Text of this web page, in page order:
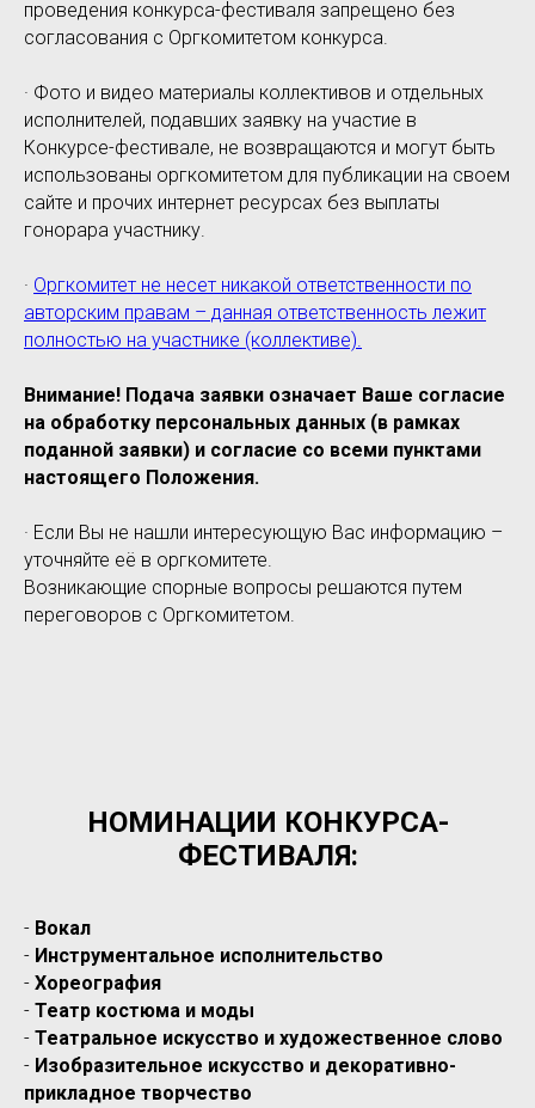
проведения конкурса-фестиваля запрещено без
согласования с Оргкомитетом конкурса.
· Фото и видео материалы коллективов и отдельных
исполнителей, подавших заявку на участие в
Конкурсе-фестивале, не возвращаются и могут быть
использованы оргкомитетом для публикации на своем
сайте и прочих интернет ресурсах без выплаты
гонорара участнику.
· Оргкомитет не несет никакой ответственности по
авторским правам – данная ответственность лежит
полностью на участнике (коллективе).
Внимание! Подача заявки означает Ваше согласие
на обработку персональных данных (в рамках
поданной заявки) и согласие со всеми пунктами
настоящего Положения.
· Если Вы не нашли интересующую Вас информацию –
уточняйте её в оргкомитете.
Возникающие спорные вопросы решаются путем
переговоров с Оргкомитетом.
НОМИНАЦИИ КОНКУРСА-
ФЕСТИВАЛЯ:
- Вокал
- Инструментальное исполнительство
- Хореография
- Театр костюма и моды
- Театральное искусство и художественное слово
- Изобразительное искусство и декоративно-
прикладное творчество